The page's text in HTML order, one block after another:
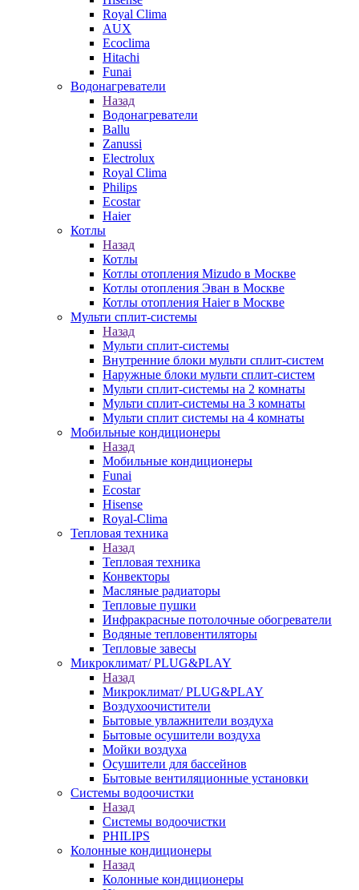
Royal Clima
AUX
Ecoclima
Hitachi
Funai
Водонагреватели
Назад
Водонагреватели
Ballu
Zanussi
Electrolux
Royal Clima
Philips
Ecostar
Haier
Котлы
Назад
Котлы
Котлы отопления Mizudo в Москве
Котлы отопления Эван в Москве
Котлы отопления Haier в Москве
Мульти сплит-системы
Назад
Мульти сплит-системы
Внутренние блоки мульти сплит-систем
Наружные блоки мульти сплит-систем
Мульти сплит-системы на 2 комнаты
Мульти сплит-системы на 3 комнаты
Мульти сплит системы на 4 комнаты
Мобильные кондиционеры
Назад
Мобильные кондиционеры
Funai
Ecostar
Hisense
Royal-Clima
Тепловая техника
Назад
Тепловая техника
Конвекторы
Масляные радиаторы
Тепловые пушки
Инфракрасные потолочные обогреватели
Водяные тепловентиляторы
Тепловые завесы
Микроклимат/ PLUG&PLAY
Назад
Микроклимат/ PLUG&PLAY
Воздухоочистители
Бытовые увлажнители воздуха
Бытовые осушители воздуха
Мойки воздуха
Осушители для бассейнов
Бытовые вентиляционные установки
Системы водоочистки
Назад
Системы водоочистки
PHILIPS
Колонные кондиционеры
Назад
Колонные кондиционеры